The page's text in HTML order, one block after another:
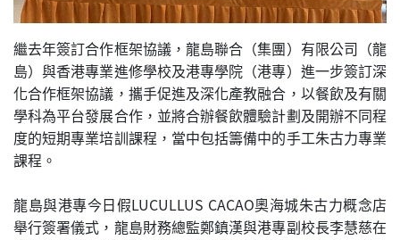
繼去年簽訂合作框架協議，龍島聯合（集團）有限公司（龍
島）與香港專業進修學校及港專學院（港專）進一步簽訂深
化合作框架協議，攜手促進及深化產教融合，以餐飲及有關
學科為平台發展合作，並將合辦餐飲體驗計劃及開辦不同程
度的短期專業培訓課程，當中包括籌備中的手工朱古力專業
課程。
龍島與港專今日假LUCULLUS CACAO奧海城朱古力概念店
舉行簽署儀式，龍島財務總監鄭鎮漢與港專副校長李慧慈在